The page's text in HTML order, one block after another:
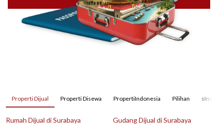
Properti Dijual Properti Disewa PropertiIndonesia Pilihan
Rumah Dijual di Surabaya
Gudang Dijual di Surabaya